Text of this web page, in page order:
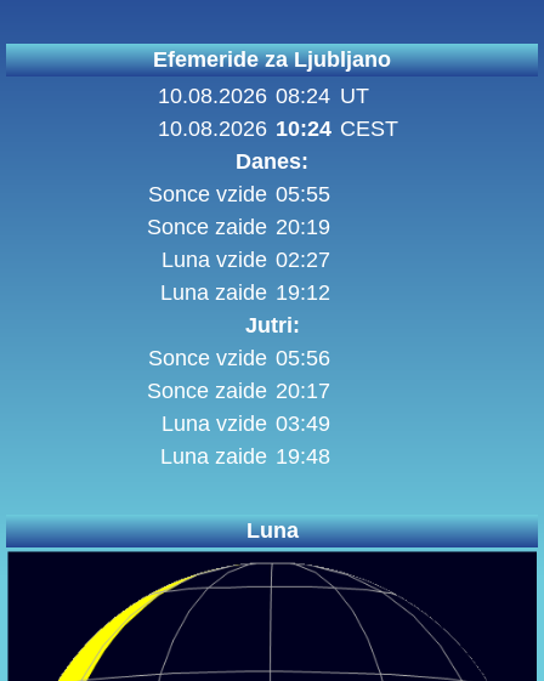
Efemeride za Ljubljano
10.08.2026 08:24 UT
10.08.2026 10:24 CEST
Danes:
Sonce vzide 05:55
Sonce zaide 20:19
Luna vzide 02:27
Luna zaide 19:12
Jutri:
Sonce vzide 05:56
Sonce zaide 20:17
Luna vzide 03:49
Luna zaide 19:48
Luna